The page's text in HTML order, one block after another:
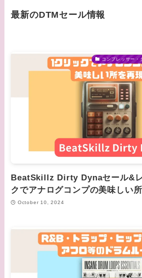
最新のDTMセール情報
コンプレッサー・
BeatSkillz Dirty Dynaセール&
クでアナログコンプの美味しい
October 10, 2024